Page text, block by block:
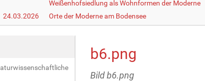
Weißenhofsiedlung als Wohnformen der Moderne
24.03.2026
Orte der Moderne am Bodensee
b6.png
Bild b6.png